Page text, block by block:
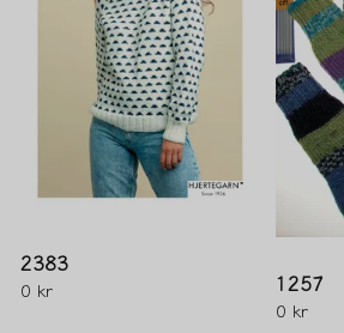
2383
0 kr 1257
0 kr